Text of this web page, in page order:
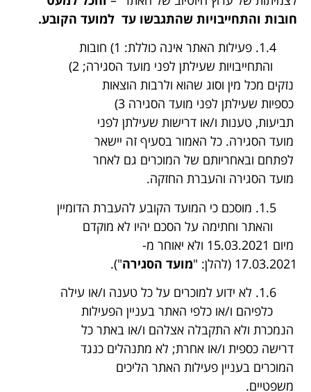
חובות והתחייבויות שהתגבשו עד למועד הקובע.
1.4. פעילות האתר אינה כוללת: 1) חובות
והתחייבויות שעילתן לפני מועד הסגירה; 2)
נזקים מכל מין וסוג שהוא ולרבות הוצאות
כספיות שעילתן לפני מועד הסגירה 3)
תביעות, טענות ו/או דרישות שעילתן לפני
מועד הסגירה. כל האמור בסעיף זה יישאר
לפתחם ובאחריותם של המוכרים גם לאחר
מועד הסגירה והעברת החזקה.
1.5. מוסכם כי המועד הקובע להעברת הדומיין
והאתר וחתימה על הסכם יהיו לא מוקדם
מיום 15.03.2021 ולא יאוחר מ-
17.03.2021 (להלן: "
מועד הסגירה").
1.6. לא ידוע למוכרים על כל טענה ו/או עילה
כלפיהם ו/או כלפי האתר בעניין הפעילות
הנמכרת ולא התקבלה אצלהם ו/או באתר כל
דרישה כספית ו/או אחרת; לא מתנהלים כנגד
המוכרים בעניין פעילות האתר הליכים
משפטיים.